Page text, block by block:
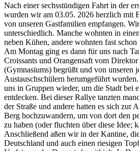
Nach einer sechsstündigen Fahrt in der
wurden wir am 03.05. 2026 herzlich mit
von unseren Gastfamilien empfangen.
unterschiedlich. Manche wohnten in
neben Kühen, andere wohnten fast
Am Montag ging es dann für uns nach
Croissants und Orangensaft vom Direktor
(Gymnasiums) begrüßt und von unseren
Austauschschülern herumgeführt
uns in Gruppen wieder, um die Stadt bei
entdecken. Bei dieser Rallye tanzten
der Straße und andere hatten es sich zur
Berg hochzuwandern, um von dort den
zu haben (oder fluchten über diese Idee;
Anschließend aßen wir in der Kantine,
Deutschland und auch einen riesigen